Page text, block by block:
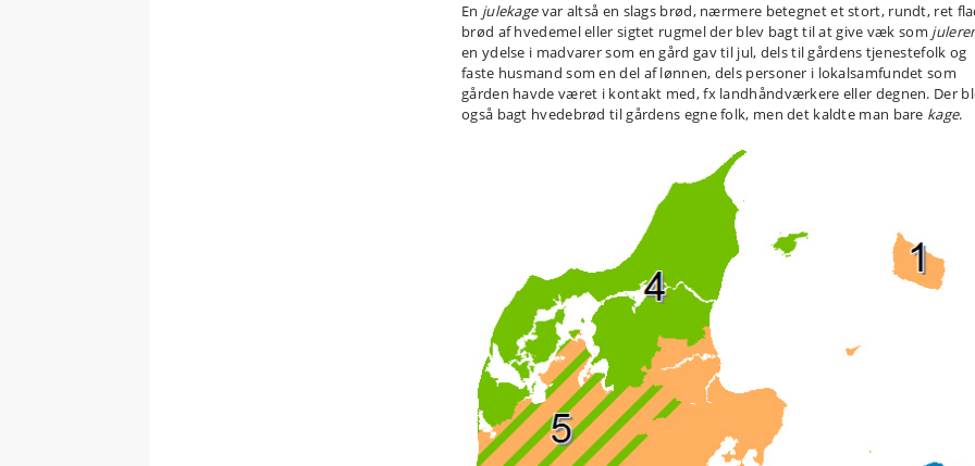
En julekagevar altså en slags brød, nærmere betegnet et stort, rundt, ret
brød af hvedemel eller sigtet rugmel der blev bagt til at give væk som
en ydelse i madvarer som en gård gav til jul, dels til gårdens tjenestefolk og
faste husmand som en del af lønnen, dels personer i lokalsamfundet som
gården havde været i kontakt med, fx landhåndværkere eller degnen. Der
også bagt hvedebrød til gårdens egne folk, men det kaldte man bare kage.